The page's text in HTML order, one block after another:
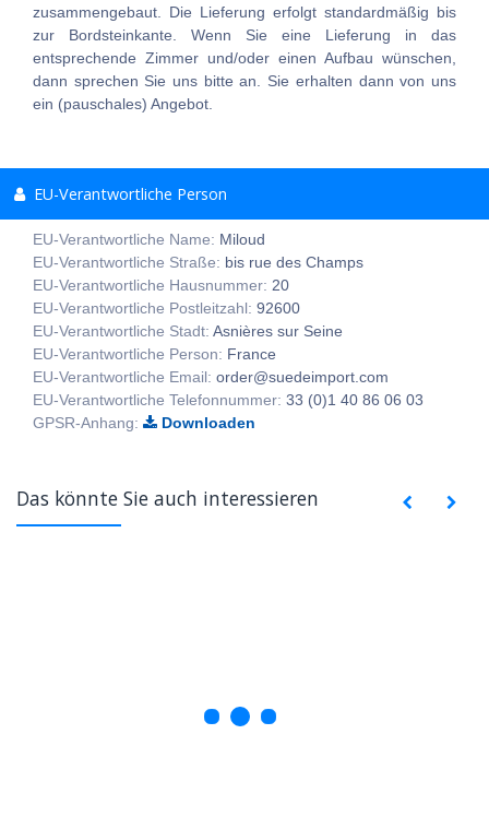
zusammengebaut. Die Lieferung erfolgt standardmäßig bis
zur Bordsteinkante. Wenn Sie eine Lieferung in das
entsprechende Zimmer und/oder einen Aufbau wünschen,
dann sprechen Sie uns bitte an. Sie erhalten dann von uns
ein (pauschales) Angebot.
EU-Verantwortliche Person
EU-Verantwortliche Name: Miloud
EU-Verantwortliche Straße: bis rue des Champs
EU-Verantwortliche Hausnummer: 20
EU-Verantwortliche Postleitzahl: 92600
EU-Verantwortliche Stadt: Asnières sur Seine
EU-Verantwortliche Person: France
EU-Verantwortliche Email: order@suedeimport.com
EU-Verantwortliche Telefonnummer: 33 (0)1 40 86 06 03
GPSR-Anhang:
Downloaden
Das könnte Sie auch interessieren